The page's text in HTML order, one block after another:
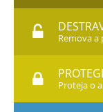
Remova a
Proteja o